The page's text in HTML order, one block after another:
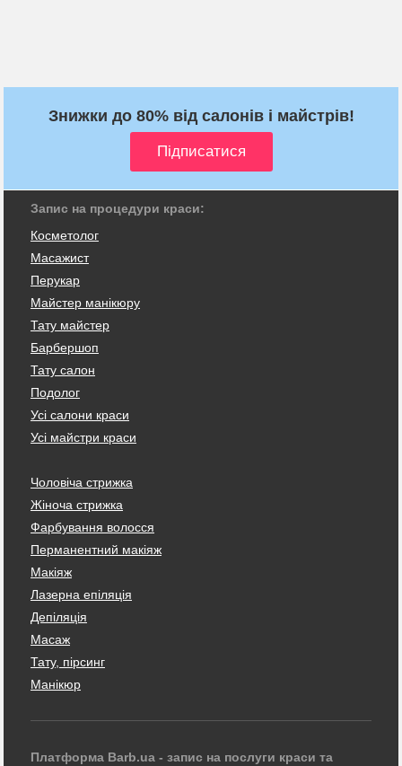
Знижки до 80% від салонів і майстрів!
Запис на процедури краси:
Косметолог
Масажист
Перукар
Майстер манікюру
Тату майстер
Барбершоп
Тату салон
Подолог
Усі салони краси
Усі майстри краси
Чоловіча стрижка
Жіноча стрижка
Фарбування волосся
Перманентний макіяж
Макіяж
Лазерна епіляція
Депіляція
Масаж
Тату, пірсинг
Манікюр
Платформа Barb.ua - запис на послуги краси та